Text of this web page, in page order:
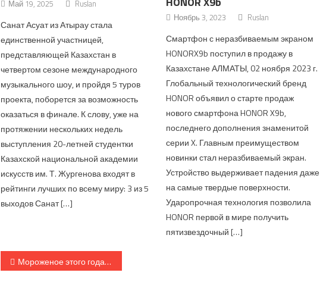
Май 19, 2025 Ruslan
Санат Асуат из Атырау стала
единственной участницей,
представляющей Казахстан в
четвертом сезоне международного
музыкального шоу, и пройдя 5 туров
проекта, поборется за возможность
оказаться в финале. К слову, уже на
протяжении нескольких недель
выступления 20-летней студентки
Казахской национальной академии
искусств им. Т. Жургенова входят в
рейтинги лучших по всему миру: 3 из 5
выходов Санат […]
Ноябрь 3, 2023 Ruslan
Смартфон с неразбиваемым экраном
HONORX9b поступил в продажу в
Казахстане АЛМАТЫ, 02 ноября 2023 г.
Глобальный технологический бренд
HONOR объявил о старте продаж
нового смартфона HONOR X9b,
последнего дополнения знаменитой
серии X. Главным преимуществом
новинки стал неразбиваемый экран.
Устройство выдерживает падения даже
на самые твердые поверхности.
Ударопрочная технология позволила
HONOR первой в мире получить
пятизвездочный […]
Навигация по записям
Мороженое этого года-«Шин-Лайн»!